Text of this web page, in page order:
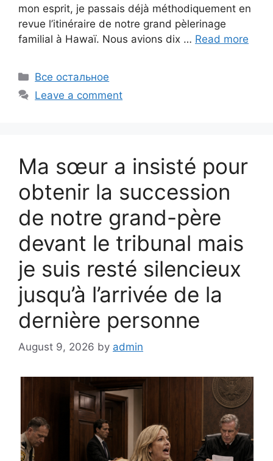
mon esprit, je passais déjà méthodiquement en
revue l’itinéraire de notre grand pèlerinage
familial à Hawaï. Nous avions dix … Read more
Categories
Все остальное
Leave a comment
Ma sœur a insisté pour
obtenir la succession
de notre grand-père
devant le tribunal mais
je suis resté silencieux
jusqu’à l’arrivée de la
dernière personne
August 9, 2026 by admin